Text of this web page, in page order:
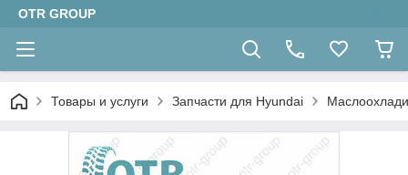
OTR GROUP
Товары и услуги Запчасти для Hyundai